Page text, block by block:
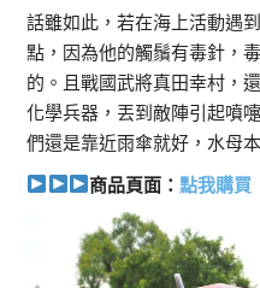
話雖如此，若在海上活動遇
點，因為他的觸鬚有毒針，
的。且戰國武將真田幸村，
化學兵器，丟到敵陣引起噴
們還是靠近雨傘就好，水母
商品頁面： 點我購買